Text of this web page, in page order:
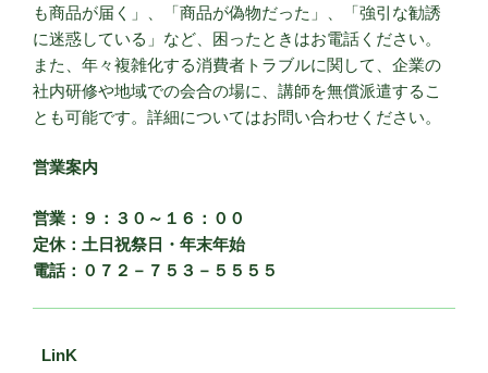
も商品が届く」、「商品が偽物だった」、「強引な勧誘
に迷惑している」など、困ったときはお電話ください。
また、年々複雑化する消費者トラブルに関して、企業の
社内研修や地域での会合の場に、講師を無償派遣するこ
とも可能です。詳細についてはお問い合わせください。
営業案内
営業：９：３０～１６：００
定休：土日祝祭日・年末年始
電話：０７２－７５３－５５５５
LinK